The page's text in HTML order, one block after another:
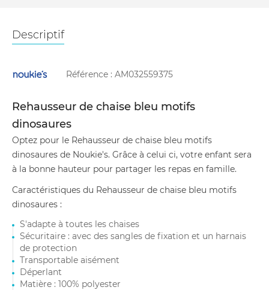
Descriptif
Référence : AM032559375
Rehausseur de chaise bleu motifs
dinosaures
Optez pour le Rehausseur de chaise bleu motifs
dinosaures de Noukie's. Grâce à celui ci, votre enfant sera
à la bonne hauteur pour partager les repas en famille.
Caractéristiques du Rehausseur de chaise bleu motifs
dinosaures :
S'adapte à toutes les chaises
Sécuritaire : avec des sangles de fixation et un harnais
de protection
Transportable aisément
Déperlant
Matière : 100% polyester